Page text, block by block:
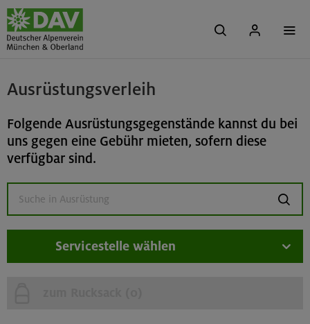
Ausrüstungsverleih
Folgende Ausrüstungsgegenstände kannst du bei
uns gegen eine Gebühr mieten, sofern diese
verfügbar sind.
suchen
Servicestelle wählen